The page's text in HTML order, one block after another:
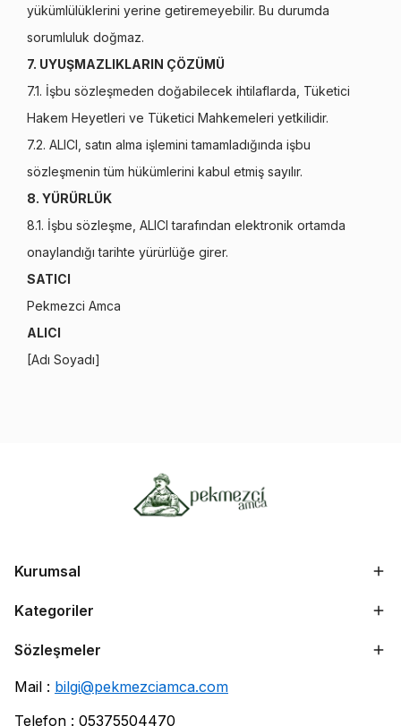
yükümlülüklerini yerine getiremeyebilir. Bu durumda
sorumluluk doğmaz.
7. UYUŞMAZLIKLARIN ÇÖZÜMÜ
7.1. İşbu sözleşmeden doğabilecek ihtilaflarda, Tüketici
Hakem Heyetleri ve Tüketici Mahkemeleri yetkilidir.
7.2. ALICI, satın alma işlemini tamamladığında işbu
sözleşmenin tüm hükümlerini kabul etmiş sayılır.
8. YÜRÜRLÜK
8.1. İşbu sözleşme, ALICI tarafından elektronik ortamda
onaylandığı tarihte yürürlüğe girer.
SATICI
Pekmezci Amca
ALICI
[Adı Soyadı]
Kurumsal
Kategoriler
Sözleşmeler
Mail : bilgi@pekmezciamca.com
Telefon : 05375504470